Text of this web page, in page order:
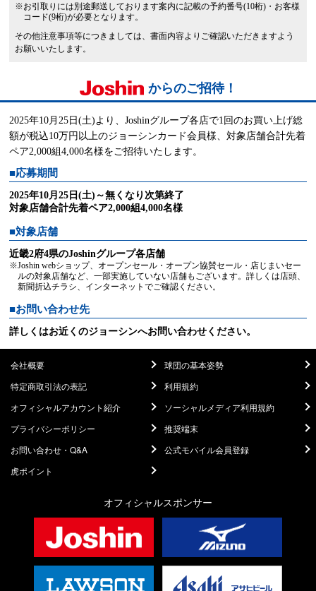
※お引取りには別途郵送しております案内に記載の予約番号(10桁)・お客様
コード(9桁)が必要となります。
その他注意事項等につきましては、書面内容よりご確認いただきますよう
お願いいたします。
からのご招待！
2025年10月25日(土)より、Joshinグループ各店で1回のお買い上げ総
額が税込10万円以上のジョーシンカード会員様、対象店舗合計先着
ペア2,000組4,000名様をご招待いたします。
■応募期間
2025年10月25日(土)～無くなり次第終了
対象店舗合計先着ペア2,000組4,000名様
■対象店舗
近畿2府4県のJoshinグループ各店舗
※Joshin webショップ、オープンセール・オープン協賛セール・店じまいセー
ルの対象店舗など、一部実施していない店舗もございます。詳しくは店頭、
新聞折込チラシ、インターネットでご確認ください。
■お問い合わせ先
詳しくはお近くのジョーシンへお問い合わせください。
会社概要
球団の基本姿勢
特定商取引法の表記
利用規約
オフィシャルアカウント紹介
ソーシャルメディア利用規約
プライバシーポリシー
推奨端末
お問い合わせ・Q&A
公式モバイル会員登録
虎ポイント
オフィシャルスポンサー